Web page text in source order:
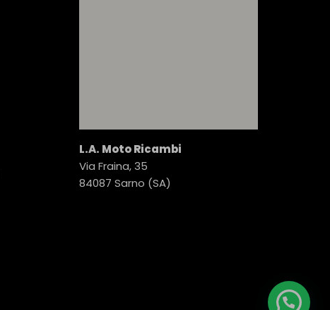
L.A. Moto Ricambi
Via Fraina, 35
84087 Sarno (SA)